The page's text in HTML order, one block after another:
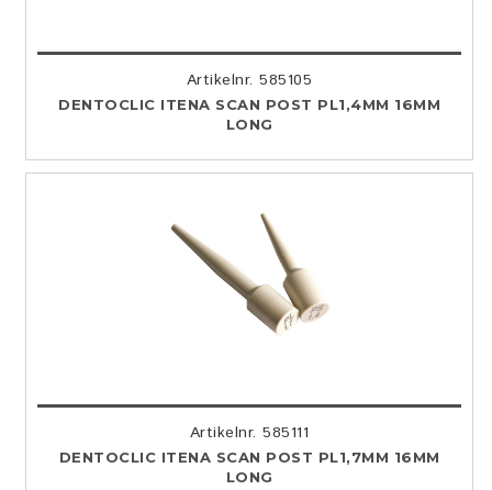
Artikelnr. 585105
DENTOCLIC ITENA SCAN POST PL1,4MM 16MM
LONG
Artikelnr. 585111
DENTOCLIC ITENA SCAN POST PL1,7MM 16MM
LONG